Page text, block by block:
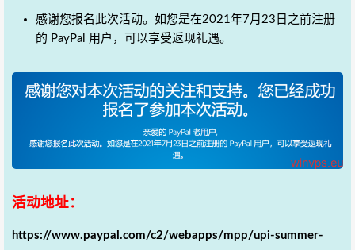
感谢您报名此次活动。如您是在2021年7月23日之前注册
的 PayPal 用户，可以享受返现礼遇。
活动地址：
https://www.paypal.com/c2/webapps/mpp/upi-summer-